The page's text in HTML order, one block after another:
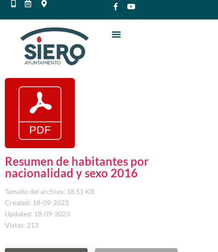
Resumen de habitantes por
nacionalidad y sexo 2016
Tamaño del archivo: 18.51 KB
Created: 18-09-2023
Updated: 18-09-2023
Vistas: 213